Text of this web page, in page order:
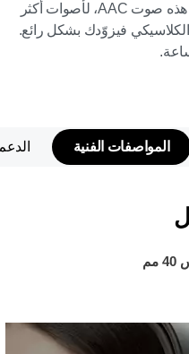
تقدّم لك سماعات الرأس اللاسلكية هذه صوت AAC، لأصوات أكثر
فيزوّدك بشكل رائع.
المواصفات الفنية